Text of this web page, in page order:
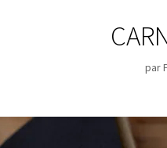
par